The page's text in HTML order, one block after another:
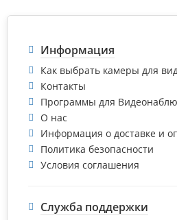
Информация
Как выбрать камеры для
Контакты
Программы для
О нас
Информация о доставке и
Политика безопасности
Условия соглашения
Служба поддержки